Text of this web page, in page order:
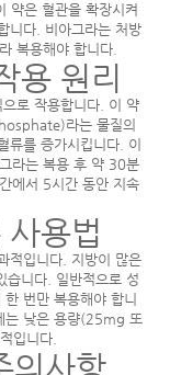
약은 혈관을 확장시켜
니다. 비아그라는 처방
복용해야 합니다.
용 원리
로 작용합니다. 이 약
라는 물질의
류를 증가시킵니다. 이
라는 복용 후 약 30분
에서 5시간 동안 지속
용법
적입니다. 지방이 많은
습니다. 일반적으로 성
번만 복용해야 합니
는 낮은 용량(25mg 또
입니다.
의사항